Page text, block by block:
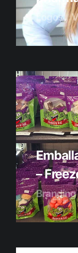
Logos
–
Branding